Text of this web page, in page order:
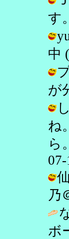
す
中
が
ね
ら
乃
ボ